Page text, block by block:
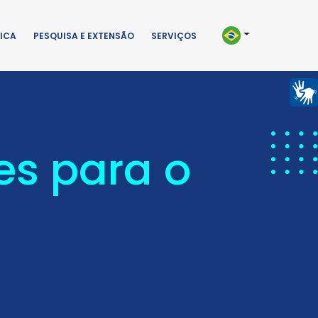
PESQUISA E EXTENSÃO SERVIÇOS
para o